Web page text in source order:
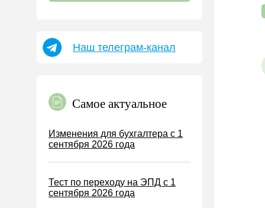
УСН
Земельный налог
Налог на рекламу
Торговый сбор
Туристический налог
Наш телеграм-канал
Самое актуальное
Изменения для бухгалтера с 1
сентября 2026 года
Тест по переходу на ЭПД с 1
сентября 2026 года